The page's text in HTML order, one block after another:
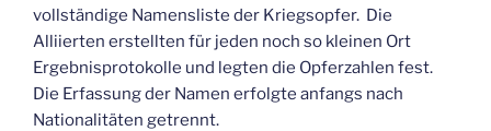
vollständige Namensliste der Kriegsopfer. Die
Alliierten erstellten für jeden noch so kleinen Ort
Ergebnisprotokolle und legten die Opferzahlen fest.
Die Erfassung der Namen erfolgte anfangs nach
Nationalitäten getrennt.